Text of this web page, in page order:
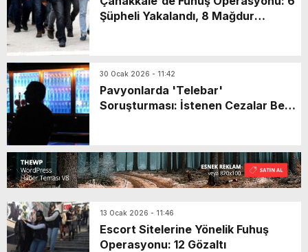
Şüpheli Yakalandı, 8 Mağdur
30 Ocak 2026 - 11:42
Pavyonlarda 'Telebar'
Soruşturması: İstenen Cezalar Belli
13 Ocak 2026 - 11:46
Escort Sitelerine Yönelik Fuhuş
Operasyonu: 12 Gözaltı